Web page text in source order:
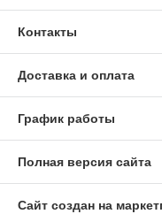
Контакты
Доставка и оплата
График работы
Полная версия сайта
Сайт создан на